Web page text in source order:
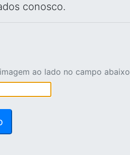
conosco.
ao lado no campo abaixo